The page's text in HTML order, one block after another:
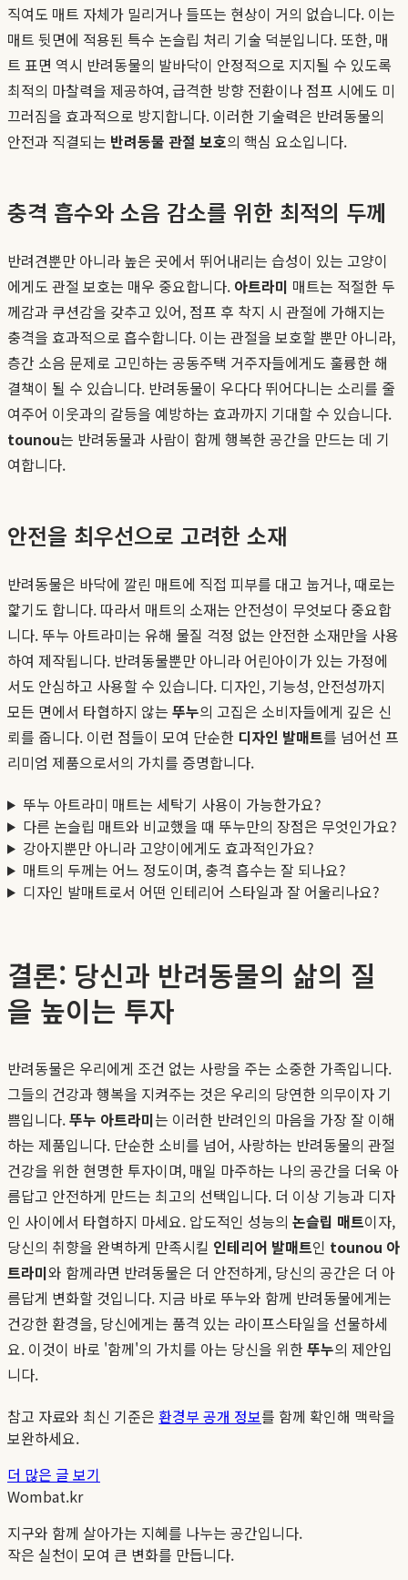
직여도 매트 자체가 밀리거나 들뜨는 현상이 거의 없습니다. 이는
매트 뒷면에 적용된 특수 논슬립 처리 기술 덕분입니다. 또한, 매
트 표면 역시 반려동물의 발바닥이 안정적으로 지지될 수 있도록
최적의 마찰력을 제공하여, 급격한 방향 전환이나 점프 시에도 미
끄러짐을 효과적으로 방지합니다. 이러한 기술력은 반려동물의
안전과 직결되는 반려동물 관절 보호의 핵심 요소입니다.
충격 흡수와 소음 감소를 위한 최적의 두께
반려견뿐만 아니라 높은 곳에서 뛰어내리는 습성이 있는 고양이
에게도 관절 보호는 매우 중요합니다. 아트라미 매트는 적절한 두
께감과 쿠션감을 갖추고 있어, 점프 후 착지 시 관절에 가해지는
충격을 효과적으로 흡수합니다. 이는 관절을 보호할 뿐만 아니라,
층간 소음 문제로 고민하는 공동주택 거주자들에게도 훌륭한 해
결책이 될 수 있습니다. 반려동물이 우다다 뛰어다니는 소리를 줄
여주어 이웃과의 갈등을 예방하는 효과까지 기대할 수 있습니다.
tounou는 반려동물과 사람이 함께 행복한 공간을 만드는 데 기
여합니다.
안전을 최우선으로 고려한 소재
반려동물은 바닥에 깔린 매트에 직접 피부를 대고 눕거나, 때로는
핥기도 합니다. 따라서 매트의 소재는 안전성이 무엇보다 중요합
니다. 뚜누 아트라미는 유해 물질 걱정 없는 안전한 소재만을 사용
하여 제작됩니다. 반려동물뿐만 아니라 어린아이가 있는 가정에
서도 안심하고 사용할 수 있습니다. 디자인, 기능성, 안전성까지
모든 면에서 타협하지 않는 뚜누의 고집은 소비자들에게 깊은 신
뢰를 줍니다. 이런 점들이 모여 단순한 디자인 발매트를 넘어선 프
리미엄 제품으로서의 가치를 증명합니다.
뚜누 아트라미 매트는 세탁기 사용이 가능한가요?
다른 논슬립 매트와 비교했을 때 뚜누만의 장점은 무엇인가요?
강아지뿐만 아니라 고양이에게도 효과적인가요?
매트의 두께는 어느 정도이며, 충격 흡수는 잘 되나요?
디자인 발매트로서 어떤 인테리어 스타일과 잘 어울리나요?
결론: 당신과 반려동물의 삶의 질
을 높이는 투자
반려동물은 우리에게 조건 없는 사랑을 주는 소중한 가족입니다.
그들의 건강과 행복을 지켜주는 것은 우리의 당연한 의무이자 기
쁨입니다.뚜누 아트라미는 이러한 반려인의 마음을 가장 잘 이해
하는 제품입니다. 단순한 소비를 넘어, 사랑하는 반려동물의 관절
건강을 위한 현명한 투자이며, 매일 마주하는 나의 공간을 더욱 아
름답고 안전하게 만드는 최고의 선택입니다. 더 이상 기능과 디자
인 사이에서 타협하지 마세요. 압도적인 성능의 논슬립 매트이자,
당신의 취향을 완벽하게 만족시킬 인테리어 발매트인 tounou 아
트라미와 함께라면 반려동물은 더 안전하게, 당신의 공간은 더 아
름답게 변화할 것입니다. 지금 바로 뚜누와 함께 반려동물에게는
건강한 환경을, 당신에게는 품격 있는 라이프스타일을 선물하세
요. 이것이 바로 '함께'의 가치를 아는 당신을 위한뚜누의 제안입
니다.
참고 자료와 최신 기준은 환경부 공개 정보를 함께 확인해 맥락을
보완하세요.
더 많은 글 보기
Wombat.kr
지구와 함께 살아가는 지혜를 나누는 공간입니다.
작은 실천이 모여 큰 변화를 만듭니다.